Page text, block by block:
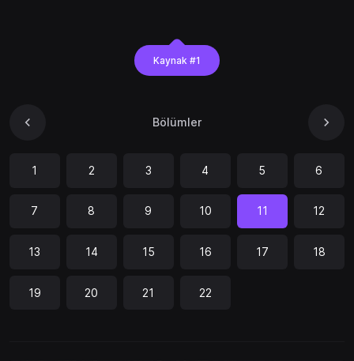
Kaynak #1
Bölümler
1 2 3 4 5 6
7 8 9 10 11 12
13 14 15 16 17 18
19 20 21 22